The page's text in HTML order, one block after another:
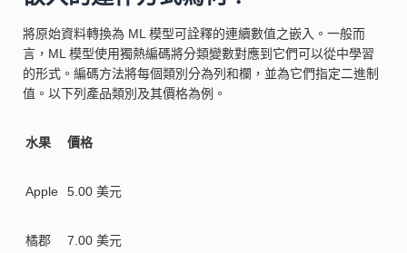
將原始資料轉換為 ML 模型可詮釋的連續數值之嵌入。一般而
言，ML 模型使用獨熱編碼將分類變數對應到它們可以從中學習
的形式。編碼方法將每個類別分為列和欄，並為它們指定二進制
值。以下列產品類別及其價格為例。
水果 價格
Apple 5.00 美元
橘郡 7.00 美元